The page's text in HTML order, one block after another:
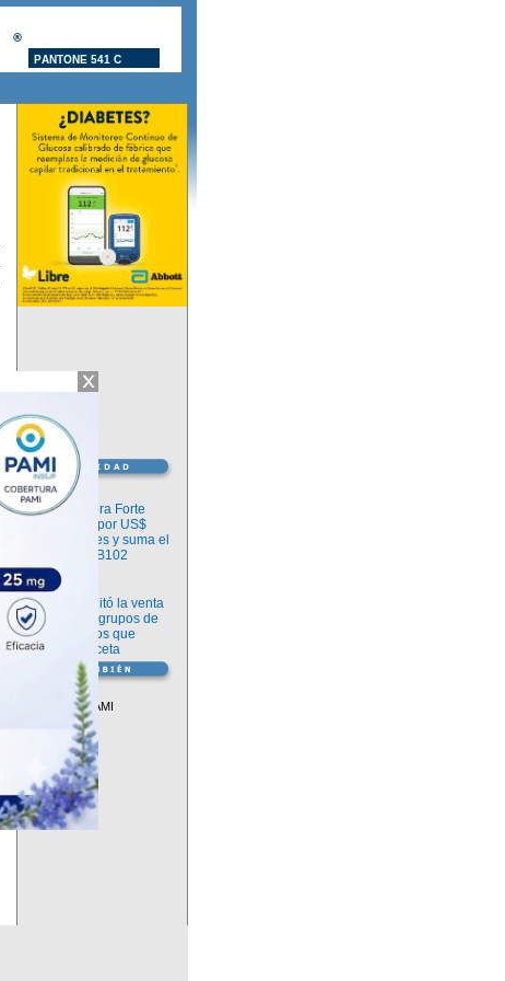
Información
argenx compra Forte
Biosciences por US$
2.200 millones y suma el
anticuerpo FB102
Información
ANMAT habilitó la venta
libre de diez grupos de
medicamentos que
requerían receta
Vademécum
Descuentos PAMI